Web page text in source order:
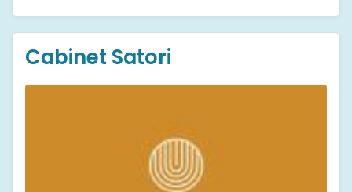
Cabinet Satori